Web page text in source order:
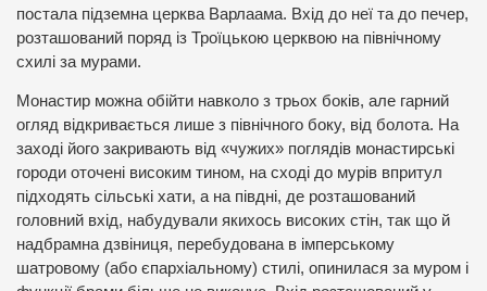
постала підземна церква Варлаама. Вхід до неї та до печер,
розташований поряд із Троїцькою церквою на північному
схилі за мурами.
Монастир можна обійти навколо з трьох боків, але гарний
огляд відкривається лише з північного боку, від болота. На
заході його закривають від «чужих» поглядів монастирські
городи оточені високим тином, на сході до мурів впритул
підходять сільські хати, а на півдні, де розташований
головний вхід, набудували якихось високих стін, так що й
надбрамна дзвіниця, перебудована в імперському
шатровому (або єпархіальному) стилі, опинилася за муром і